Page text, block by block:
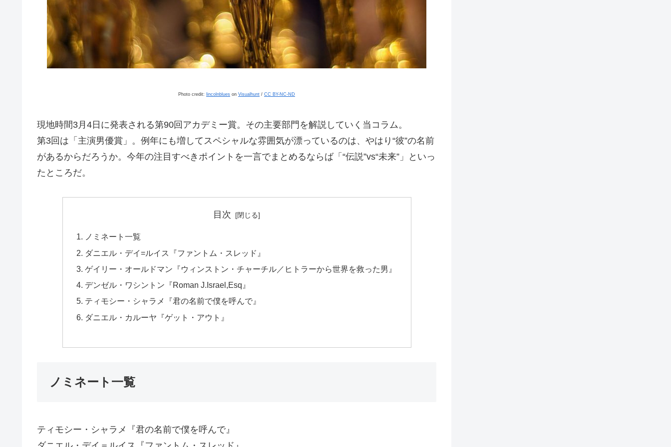
Photo credit: lincolnblues on Visualhunt / CC BY-NC-ND
現地時間3月4日に発表される第90回アカデミー賞。その主要部門を解説していく当コラム。
第3回は「主演男優賞」。例年にも増してスペシャルな雰囲気が漂っているのは、やはり“彼”の名前
があるからだろうか。今年の注目すべきポイントを一言でまとめるならば「“伝説”vs“未来”」といっ
たところだ。
目次
ノミネート一覧
ダニエル・デイ=ルイス『ファントム・スレッド』
ゲイリー・オールドマン『ウィンストン・チャーチル／ヒトラーから世界を救った男』
デンゼル・ワシントン『Roman J.Israel,Esq』
ティモシー・シャラメ『君の名前で僕を呼んで』
ダニエル・カルーヤ『ゲット・アウト』
ノミネート一覧
ティモシー・シャラメ『君の名前で僕を呼んで』